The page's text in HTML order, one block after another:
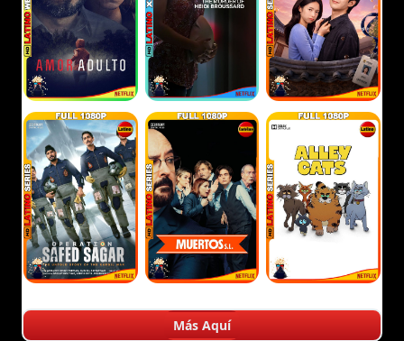
Más Aquí